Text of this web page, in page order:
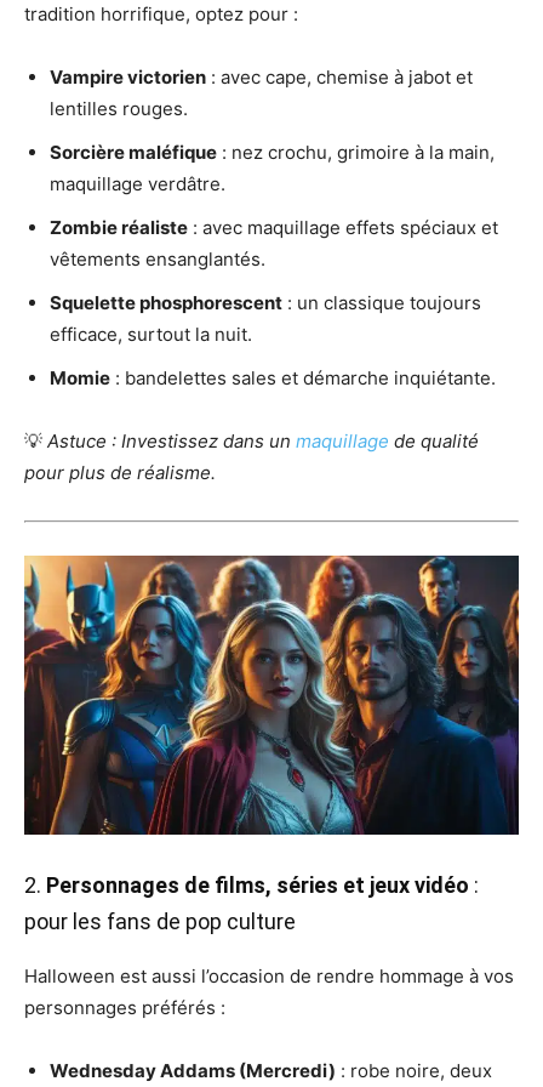
tradition horrifique, optez pour :
Vampire victorien : avec cape, chemise à jabot et
lentilles rouges.
Sorcière maléfique : nez crochu, grimoire à la main,
maquillage verdâtre.
Zombie réaliste : avec maquillage effets spéciaux et
vêtements ensanglantés.
Squelette phosphorescent : un classique toujours
efficace, surtout la nuit.
Momie : bandelettes sales et démarche inquiétante.
💡 Astuce : Investissez dans un maquillage de qualité
pour plus de réalisme.
2. Personnages de films, séries et jeux vidéo :
pour les fans de pop culture
Halloween est aussi l’occasion de rendre hommage à vos
personnages préférés :
Wednesday Addams (Mercredi) : robe noire, deux